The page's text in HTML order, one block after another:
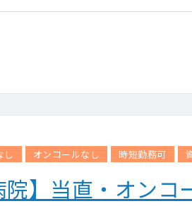
し オンコールなし 時短勤務可
院】当直・オン